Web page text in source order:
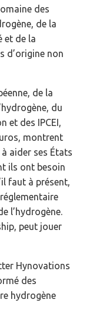
des
de la
et de la
d’origine non
de la
du
et des IPCEI,
montrent
aider ses États
ils ont besoin
faut à présent,
l’hydrogène.
peut jouer
Hynovations
des
hydrogène